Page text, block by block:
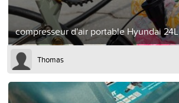
compresseur d'air portable Hyundai 24L
Thomas